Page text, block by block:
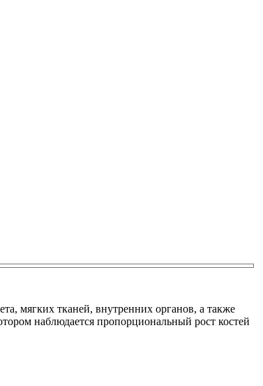
мягких тканей, внутренних органов, а также
наблюдается пропорциональный рост костей